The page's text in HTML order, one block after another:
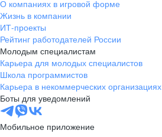
О компаниях в игровой форме
Жизнь в компании
ИТ-проекты
Рейтинг работодателей России
Молодым специалистам
Карьера для молодых специалистов
Школа программистов
Карьера в некоммерческих организациях
Боты для уведомлений
Мобильное приложение